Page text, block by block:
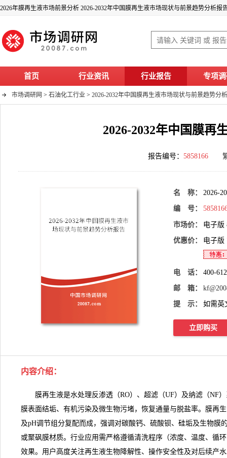
2026年膜再生液市场前景分析 2026-2032年中国膜再生液市场现状与前景趋势分析报
首页 行业资讯 行业报告 专项
市场调研网 > 石油化工行业 > 2026-2032年中国膜再生液市场现状与前景趋势分
2026-2032年中国膜再
报告编号： 5858166
名 称： 2026-
编 号：
市场价： 电子版
优惠价： 电子版
电 话： 400-
邮 箱：
提 示： 如需英
立即购买
内容介绍：
膜再生液是水处理反渗透（RO）、超滤（UF）及纳滤（NF）
膜表面结垢、有机污染及微生物污堵，恢复通量与脱盐率。 膜再
及pH调节组分复配而成，强调对碳酸钙、硫酸钡、硅垢及生物膜
或聚砜膜材质。行业应用需严格遵循清洗程序（浓度、温度、循
效果。用户高度关注再生液生物降解性、操作安全性及对后续产